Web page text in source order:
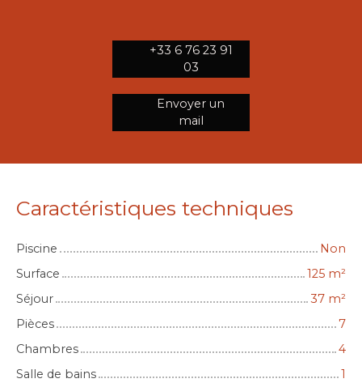
+33 6 76 23 91
03
Envoyer un
mail
Caractéristiques techniques
Piscine
Non
Surface
125 m²
Séjour
37 m²
Pièces
7
Chambres
4
Salle de bains
1